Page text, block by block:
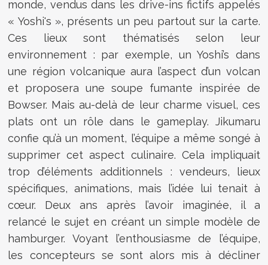
monde, vendus dans les drive-ins fictifs appelés
« Yoshi's », présents un peu partout sur la carte.
Ces lieux sont thématisés selon leur
environnement : par exemple, un Yoshi’s dans
une région volcanique aura l’aspect d’un volcan
et proposera une soupe fumante inspirée de
Bowser. Mais au-delà de leur charme visuel, ces
plats ont un rôle dans le gameplay. Jikumaru
confie qu’à un moment, l’équipe a même songé à
supprimer cet aspect culinaire. Cela impliquait
trop d’éléments additionnels : vendeurs, lieux
spécifiques, animations, mais l’idée lui tenait à
cœur. Deux ans après l’avoir imaginée, il a
relancé le sujet en créant un simple modèle de
hamburger. Voyant l’enthousiasme de l’équipe,
les concepteurs se sont alors mis à décliner